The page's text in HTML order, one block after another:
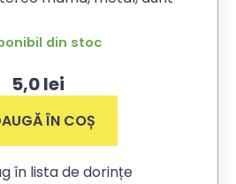
din stoc
5,0lei
ÎN COȘ
în lista de dorințe